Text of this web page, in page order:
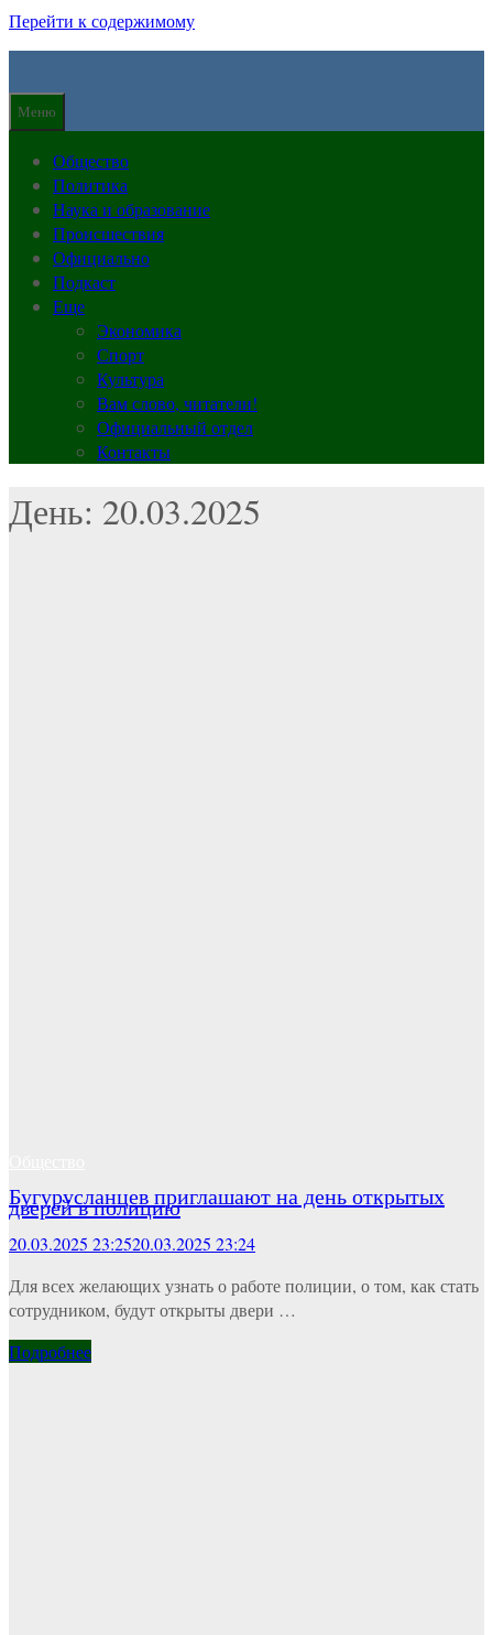
Перейти к содержимому
Меню
Общество
Политика
Наука и образование
Происшествия
Официально
Подкаст
Еще
Экономика
Спорт
Культура
Вам слово, читатели!
Официальный отдел
Контакты
День: 20.03.2025
Бугурусланцев приглашают на день открытых
дверей в полицию
20.03.2025 23:2520.03.2025 23:24
Для всех желающих узнать о работе полиции, о том, как стать
сотрудником, будут открыты двери …
Подробнее